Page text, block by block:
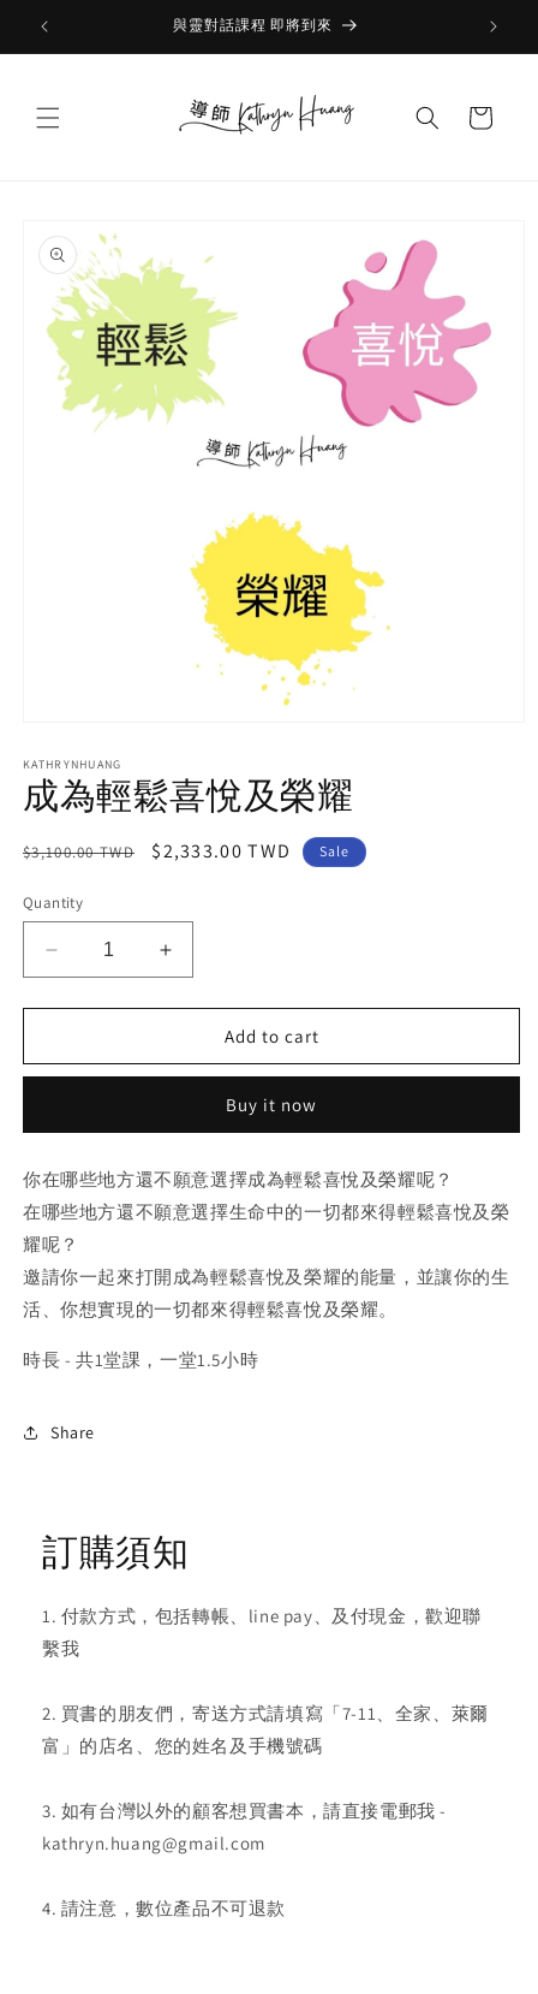
Skip to
content
與靈對話課程 即將到來
Cart
product
information
1
in
modal
KATHRYNHUANG
成為輕鬆喜悅及榮耀
Regular
$3,100.00 TWD
Sale
$2,333.00 TWD Sale
Quantity
Decrease
quantity
for
為
悅
及
榮
耀
Increase
quantity
for
為
悅
及
耀
Add to cart
Buy it now
你在哪些地方還不願意選擇成為輕鬆喜悅及榮耀呢？
在哪些地方還不願意選擇生命中的一切都來得輕鬆喜悅及榮
耀呢？
邀請你一起來打開成為輕鬆喜悅及榮耀的能量，並讓你的生
活、你想實現的一切都來得輕鬆喜悅及榮耀。
時長 - 共1堂課，一堂1.5小時
Share
訂購須知
1. 付款方式，包括轉帳、line pay、及付現金，歡迎聯
繫我
2. 買書的朋友們，寄送方式請填寫「7-11、全家、萊爾
富」的店名、您的姓名及手機號碼
3. 如有台灣以外的顧客想買書本，請直接電郵我 -
kathryn.huang@gmail.com
4. 請注意，數位產品不可退款